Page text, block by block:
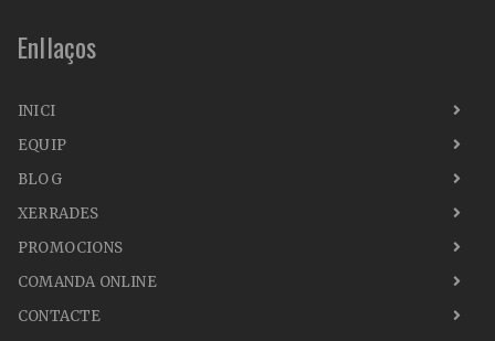
Enllaços
INICI
EQUIP
BLOG
XERRADES
PROMOCIONS
COMANDA ONLINE
CONTACTE